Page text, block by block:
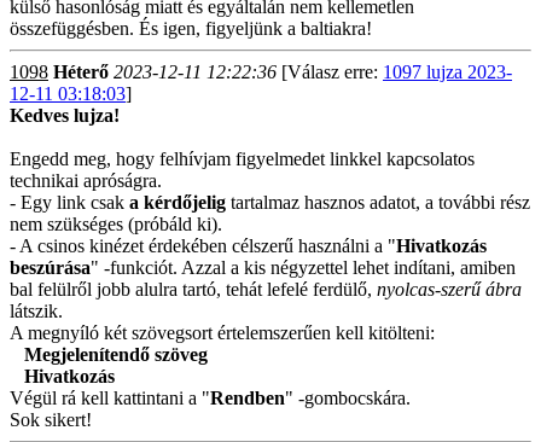
külső hasonlóság miatt és egyáltalán nem kellemetlen
összefüggésben. És igen, figyeljünk a baltiakra!
1098 Héterő 2023-12-11 12:22:36 [Válasz erre: 1097 lujza 2023-
12-11 03:18:03]
Kedves lujza!
Engedd meg, hogy felhívjam figyelmedet linkkel kapcsolatos
technikai apróságra.
- Egy link csak a kérdőjelig tartalmaz hasznos adatot, a további rész
nem szükséges (próbáld ki).
- A csinos kinézet érdekében célszerű használni a "Hivatkozás
beszúrása" -funkciót. Azzal a kis négyzettel lehet indítani, amiben
bal felülről jobb alulra tartó, tehát lefelé ferdülő, nyolcas-szerű ábra
látszik.
A megnyíló két szövegsort értelemszerűen kell kitölteni:
Megjelenítendő szöveg
Hivatkozás
Végül rá kell kattintani a "Rendben" -gombocskára.
Sok sikert!